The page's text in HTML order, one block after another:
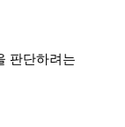
판단하려는